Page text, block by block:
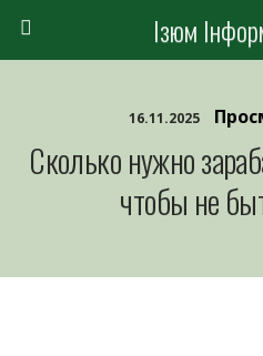
Ізюм
16.11.2025
Сколько нужно
чтобы не